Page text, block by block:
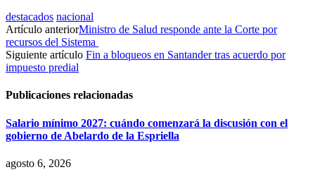
destacados nacional
Artículo anteriorMinistro de Salud responde ante la Corte por
recursos del Sistema
Siguiente artículo Fin a bloqueos en Santander tras acuerdo por
impuesto predial
Publicaciones relacionadas
Salario mínimo 2027: cuándo comenzará la discusión con el
gobierno de Abelardo de la Espriella
agosto 6, 2026